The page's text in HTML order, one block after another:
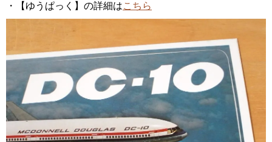
・【ゆうぱっく】の詳細はこちら